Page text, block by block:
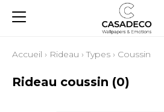
Accueil › Rideau ›Types › Coussin
Rideau coussin (0)